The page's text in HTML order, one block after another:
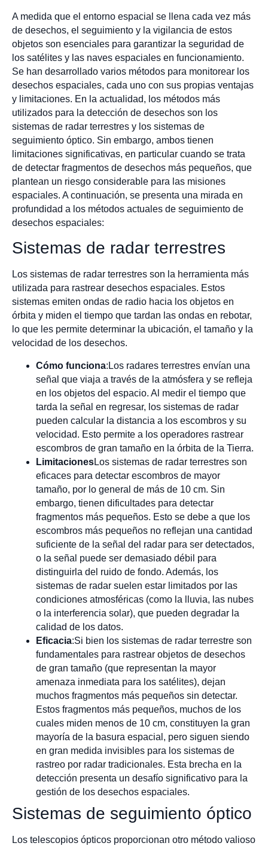
A medida que el entorno espacial se llena cada vez más
de desechos, el seguimiento y la vigilancia de estos
objetos son esenciales para garantizar la seguridad de
los satélites y las naves espaciales en funcionamiento.
Se han desarrollado varios métodos para monitorear los
desechos espaciales, cada uno con sus propias ventajas
y limitaciones. En la actualidad, los métodos más
utilizados para la detección de desechos son los
sistemas de radar terrestres y los sistemas de
seguimiento óptico. Sin embargo, ambos tienen
limitaciones significativas, en particular cuando se trata
de detectar fragmentos de desechos más pequeños, que
plantean un riesgo considerable para las misiones
espaciales. A continuación, se presenta una mirada en
profundidad a los métodos actuales de seguimiento de
desechos espaciales:
Sistemas de radar terrestres
Los sistemas de radar terrestres son la herramienta más
utilizada para rastrear desechos espaciales. Estos
sistemas emiten ondas de radio hacia los objetos en
órbita y miden el tiempo que tardan las ondas en rebotar,
lo que les permite determinar la ubicación, el tamaño y la
velocidad de los desechos.
Cómo funciona:Los radares terrestres envían una
señal que viaja a través de la atmósfera y se refleja
en los objetos del espacio. Al medir el tiempo que
tarda la señal en regresar, los sistemas de radar
pueden calcular la distancia a los escombros y su
velocidad. Esto permite a los operadores rastrear
escombros de gran tamaño en la órbita de la Tierra.
LimitacionesLos sistemas de radar terrestres son
eficaces para detectar escombros de mayor
tamaño, por lo general de más de 10 cm. Sin
embargo, tienen dificultades para detectar
fragmentos más pequeños. Esto se debe a que los
escombros más pequeños no reflejan una cantidad
suficiente de la señal del radar para ser detectados,
o la señal puede ser demasiado débil para
distinguirla del ruido de fondo. Además, los
sistemas de radar suelen estar limitados por las
condiciones atmosféricas (como la lluvia, las nubes
o la interferencia solar), que pueden degradar la
calidad de los datos.
Eficacia:Si bien los sistemas de radar terrestre son
fundamentales para rastrear objetos de desechos
de gran tamaño (que representan la mayor
amenaza inmediata para los satélites), dejan
muchos fragmentos más pequeños sin detectar.
Estos fragmentos más pequeños, muchos de los
cuales miden menos de 10 cm, constituyen la gran
mayoría de la basura espacial, pero siguen siendo
en gran medida invisibles para los sistemas de
rastreo por radar tradicionales. Esta brecha en la
detección presenta un desafío significativo para la
gestión de los desechos espaciales.
Sistemas de seguimiento óptico
Los telescopios ópticos proporcionan otro método valioso